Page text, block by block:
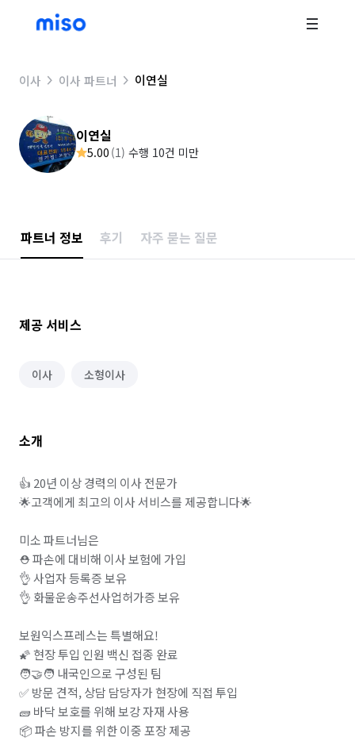
이사 이사 파트너 이연실
이연실
5.00 (1) 수행 10건 미만
파트너 정보 후기 자주 묻는 질문
제공 서비스
이사 소형이사
소개
👍 20년 이상 경력의 이사 전문가
🌟고객에게 최고의 이사 서비스를 제공합니다🌟
미소 파트너님은
⛑️ 파손에 대비해 이사 보험에 가입
👌 사업자 등록증 보유
👌 화물운송주선사업허가증 보유
보원익스프레스는 특별해요!
🌠 현장 투입 인원 백신 접종 완료
🧑‍🤝‍🧑 내국인으로 구성된 팀
✅ 방문 견적, 상담 담당자가 현장에 직접 투입
🧱 바닥 보호를 위해 보강 자재 사용
📦 파손 방지를 위한 이중 포장 제공